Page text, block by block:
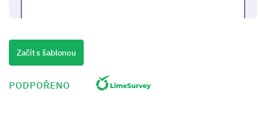
How important are the following factors when
market?
Začít s šablonou
PODPOŘENO